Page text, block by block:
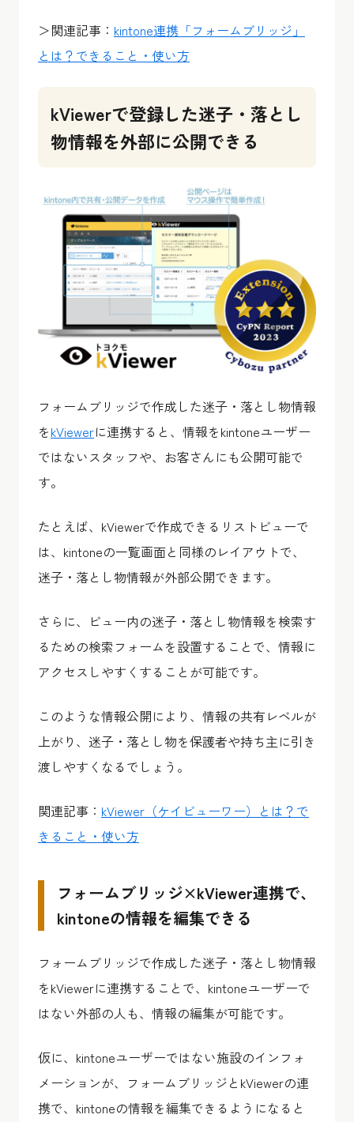
＞関連記事： kintone連携「フォームブリッジ」
とは？できること・使い方
kViewerで登録した迷子・落とし
物情報を外部に公開できる
フォームブリッジで作成した迷子・落とし物情報
をkViewerに連携すると、情報をkintoneユーザー
ではないスタッフや、お客さんにも公開可能で
す。
たとえば、kViewerで作成できるリストビューで
は、kintoneの一覧画面と同様のレイアウトで、
迷子・落とし物情報が外部公開できます。
さらに、ビュー内の迷子・落とし物情報を検索す
るための検索フォームを設置することで、情報に
アクセスしやすくすることが可能です。
このような情報公開により、情報の共有レベルが
上がり、迷子・落とし物を保護者や持ち主に引き
渡しやすくなるでしょう。
関連記事： kViewer（ケイビューワー）とは？で
きること・使い方
フォームブリッジ×kViewer連携で、
kintoneの情報を編集できる
フォームブリッジで作成した迷子・落とし物情報
をkViewerに連携することで、kintoneユーザーで
はない外部の人も、情報の編集が可能です。
仮に、kintoneユーザーではない施設のインフォ
メーションが、フォームブリッジとkViewerの連
携で、kintoneの情報を編集できるようになると